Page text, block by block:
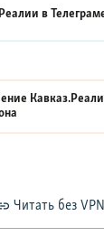
в
Читать без VPN